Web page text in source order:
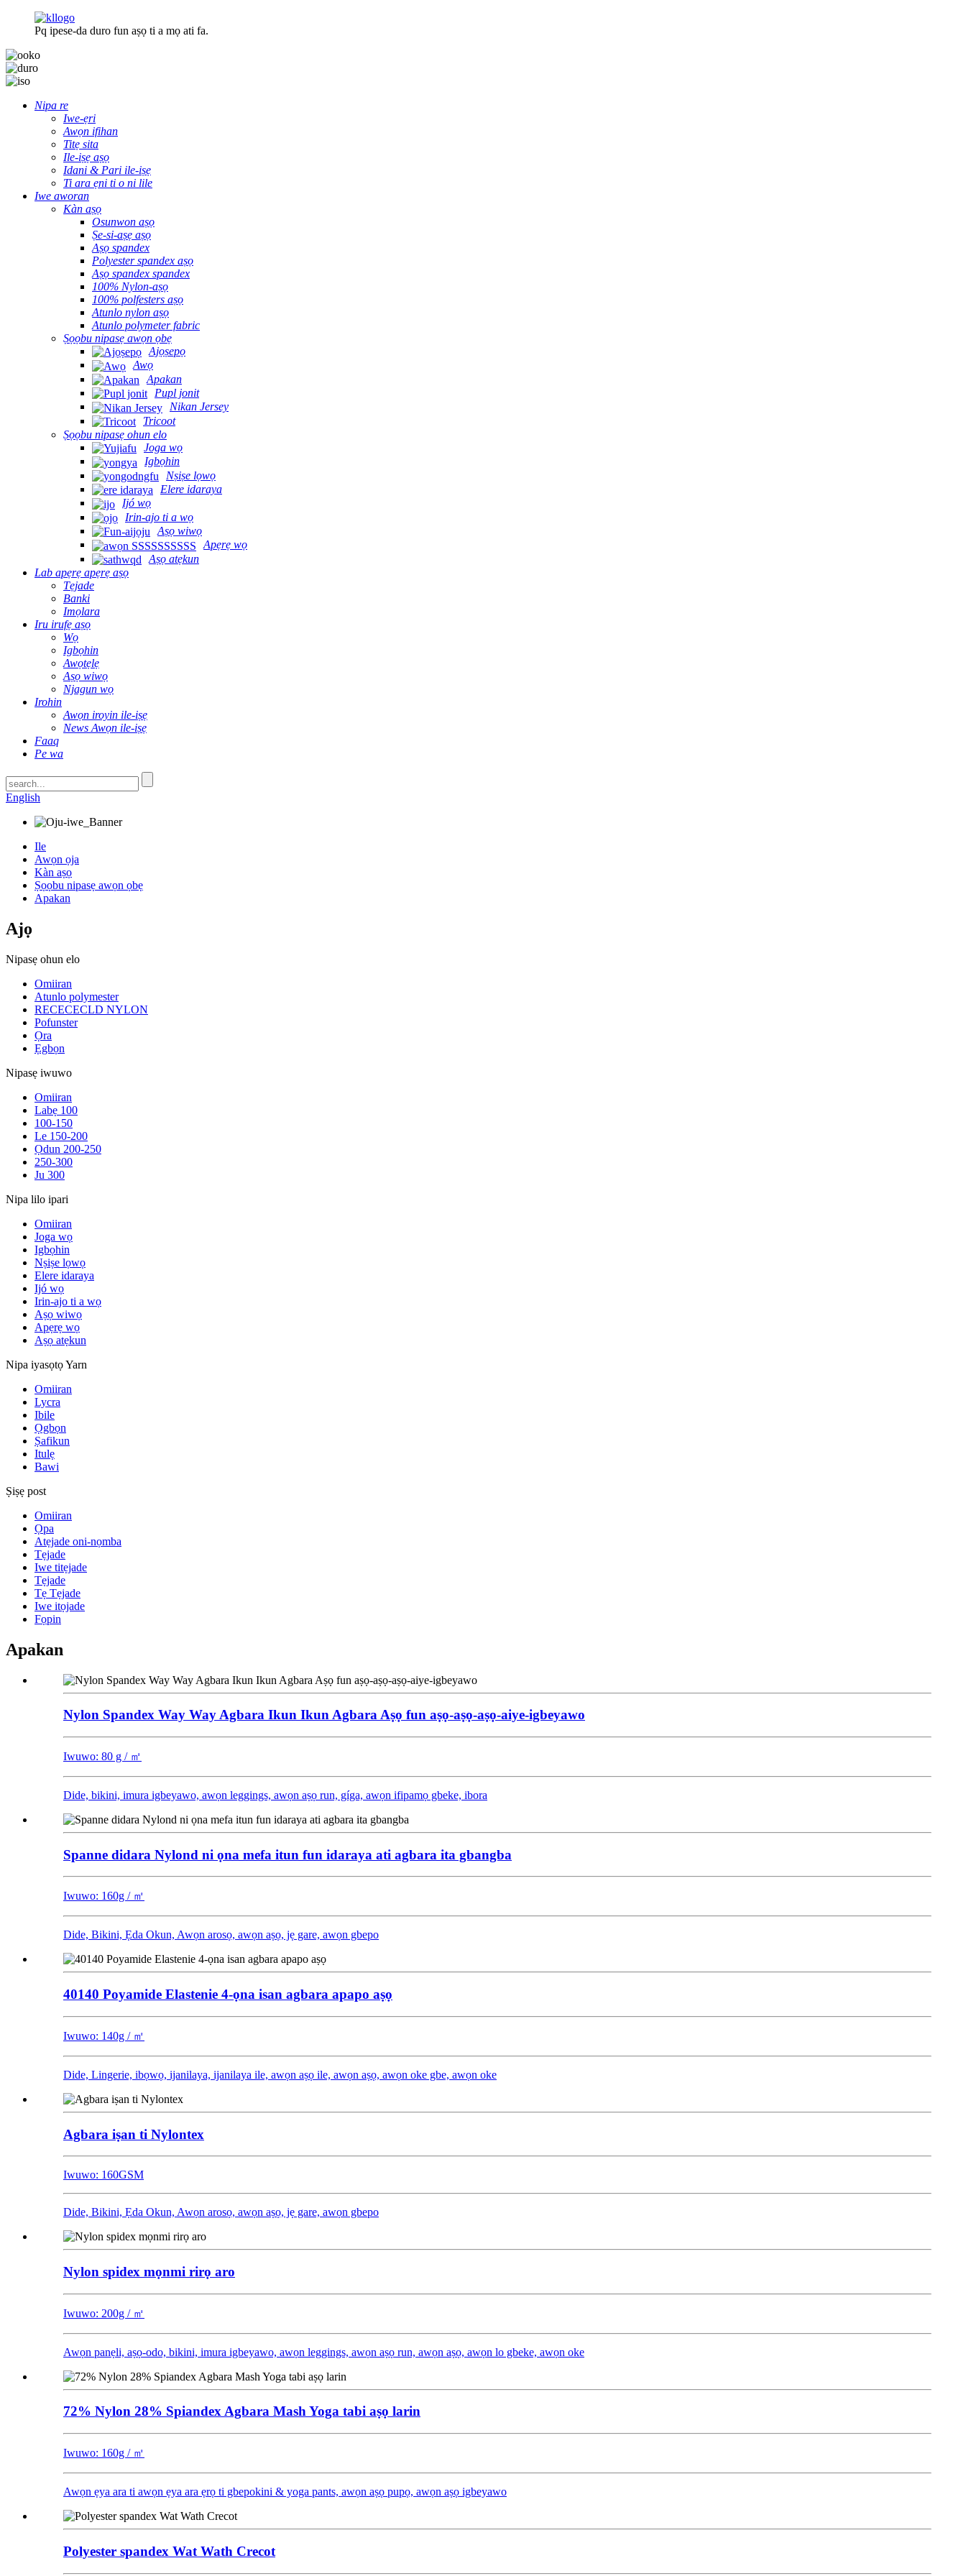
Pq ipese-da duro fun aṣọ ti a mọ ati fa.
Nipa re
Iwe-ẹri
Awọn ifihan
Titẹ sita
Ile-iṣẹ aṣọ
Idani & Pari ile-iṣẹ
Ti ara ẹni ti o ni lile
Iwe aworan
Kàn aṣọ
Osunwon aṣọ
Ṣe-si-aṣẹ aṣọ
Aṣọ spandex
Polyester spandex aṣọ
Aṣọ spandex spandex
100% Nylon-aṣọ
100% polfesters aṣọ
Atunlo nylon aṣọ
Atunlo polymeter fabric
Ṣọọbu nipasẹ awọn ọbẹ
Ajọṣepọ
Awọ
Apakan
Pupl jonit
Nikan Jersey
Tricoot
Ṣọọbu nipasẹ ohun elo
Joga wọ
Igbọhin
Nṣiṣe lọwọ
Elere idaraya
Ijó wọ
Irin-ajo ti a wọ
Aṣọ wiwọ
Apẹrẹ wọ
Aṣọ atẹkun
Lab apẹrẹ apẹrẹ aṣọ
Tẹjade
Banki
Imọlara
Iru irufẹ aṣọ
Wọ
Igbọhin
Awọtẹlẹ
Aṣọ wiwọ
Njagun wọ
Irohin
Awọn iroyin ile-iṣẹ
News Awọn ile-iṣẹ
Faaq
Pe wa
English
Ile
Awọn ọja
Kàn aṣọ
Ṣọọbu nipasẹ awọn ọbẹ
Apakan
Ajọ
Nipasẹ ohun elo
Omiiran
Atunlo polymester
RECECECLD NYLON
Pofunster
Ọra
Ẹgbọn
Nipasẹ iwuwo
Omiiran
Labẹ 100
100-150
Le 150-200
Ọdun 200-250
250-300
Ju 300
Nipa lilo ipari
Omiiran
Joga wọ
Igbọhin
Nṣiṣe lọwọ
Elere idaraya
Ijó wọ
Irin-ajo ti a wọ
Aṣọ wiwọ
Apẹrẹ wọ
Aṣọ atẹkun
Nipa iyasọtọ Yarn
Omiiran
Lycra
Ibile
Ọgbọn
Ṣafikun
Itulẹ
Bawi
Ṣiṣẹ post
Omiiran
Ọpa
Atẹjade oni-nọmba
Tẹjade
Iwe titẹjade
Tẹjade
Tẹ Tẹjade
Iwe itọjade
Fọpin
Apakan
Nylon Spandex Way Way Agbara Ikun Ikun Agbara Aṣọ fun aṣọ-aṣọ-aṣọ-aiye-igbeyawo
Iwuwo: 80 g / ㎡
Dide, bikini, imura igbeyawo, awọn leggings, awọn aṣọ run, gíga, awọn ifipamọ gbeke, ibora
Spanne didara Nylond ni ọna mefa itun fun idaraya ati agbara ita gbangba
Iwuwo: 160g / ㎡
Dide, Bikini, Ẹda Okun, Awọn arosọ, awọn aṣọ, jẹ gare, awọn gbepo
40140 Poyamide Elastenie 4-ọna isan agbara apapo aṣọ
Iwuwo: 140g / ㎡
Dide, Lingerie, ibọwọ, ijanilaya, ijanilaya ile, awọn aṣọ ile, awọn aṣọ, awọn oke gbe, awọn oke
Agbara iṣan ti Nylontex
Iwuwo: 160GSM
Dide, Bikini, Ẹda Okun, Awọn arosọ, awọn aṣọ, jẹ gare, awọn gbepo
Nylon spidex mọnmi rirọ aro
Iwuwo: 200g / ㎡
Awọn panẹli, aṣọ-odo, bikini, imura igbeyawo, awọn leggings, awọn aṣọ run, awọn aṣọ, awọn lo gbeke, awọn oke
72% Nylon 28% Spiandex Agbara Mash Yoga tabi aṣọ larin
Iwuwo: 160g / ㎡
Awọn ẹya ara ti awọn ẹya ara ẹrọ ti gbepokini & yoga pants, awọn aṣọ pupọ, awọn aṣọ igbeyawo
Polyester spandex Wat Wath Crecot